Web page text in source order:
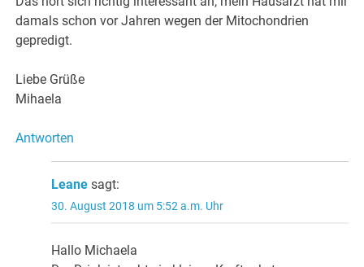
damals schon vor Jahren wegen der Mitochondrien
gepredigt.
Liebe Grüße
Mihaela
Antworten
Leane sagt:
30. August 2018 um 5:52 a.m. Uhr
Hallo Michaela